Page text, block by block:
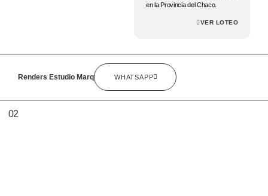
en la Provincia del Chaco.
VER LOTEO
Renders Estudio Marq WHATSAPP
02